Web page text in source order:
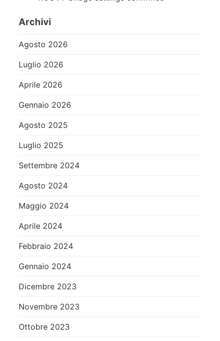
Archivi
Agosto 2026
Luglio 2026
Aprile 2026
Gennaio 2026
Agosto 2025
Luglio 2025
Settembre 2024
Agosto 2024
Maggio 2024
Aprile 2024
Febbraio 2024
Gennaio 2024
Dicembre 2023
Novembre 2023
Ottobre 2023